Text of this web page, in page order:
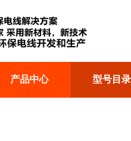
产品中心 型号目录